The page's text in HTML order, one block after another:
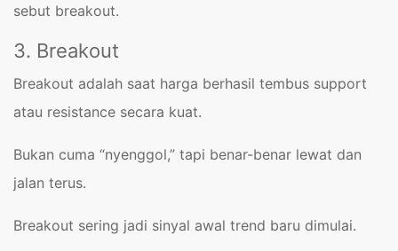
sebut breakout.
3. Breakout
Breakout adalah saat harga berhasil tembus support
atau resistance secara kuat.
Bukan cuma “nyenggol,” tapi benar-benar lewat dan
jalan terus.
Breakout sering jadi sinyal awal trend baru dimulai.